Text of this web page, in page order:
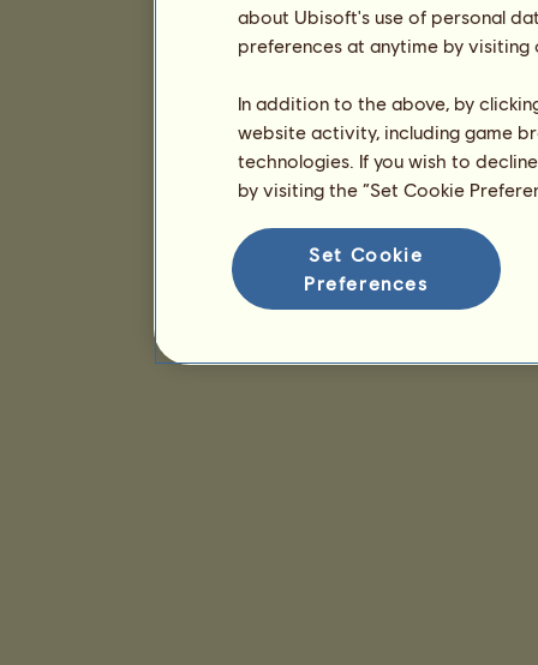
about Ubisoft's use of personal
preferences at anytime by
In addition to the above, by
website activity, including game
technologies. If you wish to
by visiting the “Set Cookie
Set Cookie
Preferences